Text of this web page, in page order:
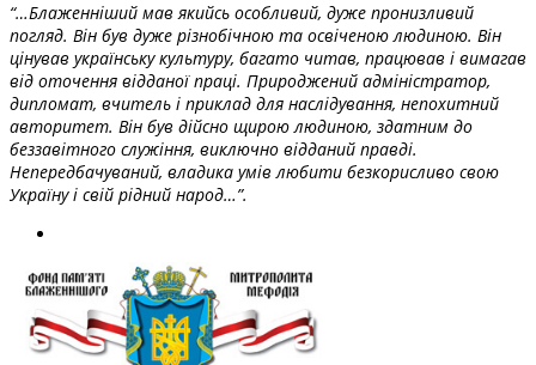
“…Блаженніший мав якийсь особливий, дуже пронизливий
погляд. Він був дуже різнобічною та освіченою людиною. Він
цінував українську культуру, багато читав, працював і вимагав
від оточення відданої праці. Природжений адміністратор,
дипломат, вчитель і приклад для наслідування, непохитний
авторитет. Він був дійсно щирою людиною, здатним до
беззавітного служіння, виключно відданий правді.
Непередбачуваний, владика умів любити безкорисливо свою
Україну і свій рідний народ…”.